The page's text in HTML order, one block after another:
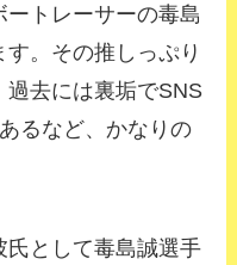
トレーサーの毒島
。その推しっぷり
過去には裏垢でSNS
るなど、かなりの
氏として毒島誠選手